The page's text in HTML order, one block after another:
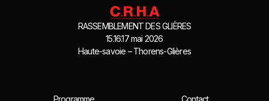
RASSEMBLEMENT DES GLIÈRES
15.16.17 mai 2026
Haute-savoie – Thorens-Glières
Programme Contact